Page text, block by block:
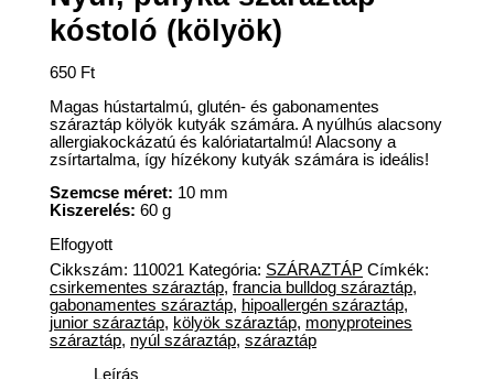
kóstoló (kölyök)
650 Ft
Magas hústartalmú, glutén- és gabonamentes
száraztáp kölyök kutyák számára. A nyúlhús alacsony
allergiakockázatú és kalóriatartalmú! Alacsony a
zsírtartalma, így hízékony kutyák számára is ideális!
Szemcse méret: 10 mm
Kiszerelés: 60 g
Elfogyott
Cikkszám: 110021 Kategória: SZÁRAZTÁP Címkék:
csirkementes száraztáp,francia bulldog száraztáp,
gabonamentes száraztáp, hipoallergén száraztáp,
junior száraztáp, kölyök száraztáp, monyproteines
száraztáp, nyúl száraztáp,száraztáp
Leírás